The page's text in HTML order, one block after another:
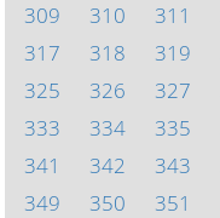
309
310 311
317
318 319
325
326 327
333
334 335
341
342 343
349
350 351